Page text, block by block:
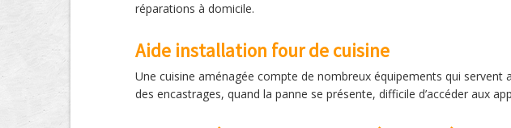
réparations à domicile.
Aide installation four de cuisine
Une cuisine aménagée compte de nombreux équipements qui
des encastrages, quand la panne se présente, difficile d’accéder aux